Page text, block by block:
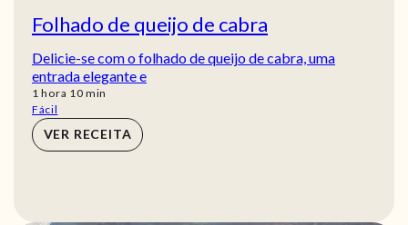
Folhado de queijo de cabra
Delicie-se com o folhado de queijo de cabra, uma
entrada elegante e
1 hora
hora 10min
min
Fácil
VER RECEITA